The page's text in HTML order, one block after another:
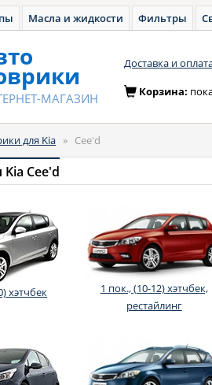
Масла и жидкости Фильтры
МАГАЗИН
Доставка и
Корзина:
для Kia » Cee'd
Cee'd
хэтчбек
1 пок., (10-12) хэтчбек,
рестайлинг